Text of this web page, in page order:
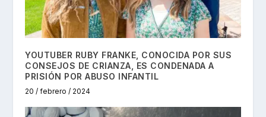
YOUTUBER RUBY FRANKE, CONOCIDA POR SUS
CONSEJOS DE CRIANZA, ES CONDENADA A
PRISIÓN POR ABUSO INFANTIL
20 / febrero / 2024